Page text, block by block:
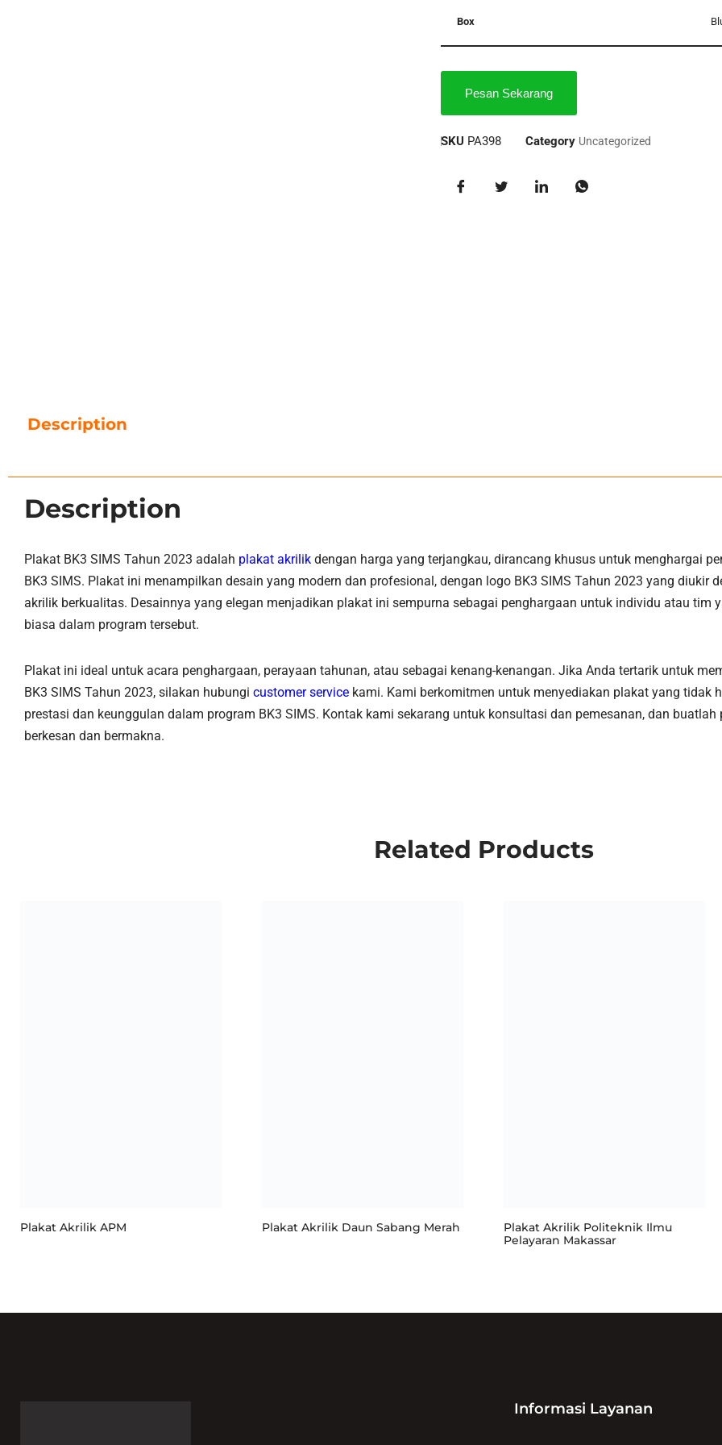
Box
Pesan Sekarang
SKU PA398 Category Uncategorized
Description
Description
Plakat BK3 SIMS Tahun 2023 adalah plakat akrilik dengan harga yang terjangkau, dirancang khusus untuk menghargai
BK3 SIMS. Plakat ini menampilkan desain yang modern dan profesional, dengan logo BK3 SIMS Tahun 2023 yang diukir
akrilik berkualitas. Desainnya yang elegan menjadikan plakat ini sempurna sebagai penghargaan untuk individu atau tim
biasa dalam program tersebut.
Plakat ini ideal untuk acara penghargaan, perayaan tahunan, atau sebagai kenang-kenangan. Jika Anda tertarik untuk
BK3 SIMS Tahun 2023, silakan hubungi customer service kami. Kami berkomitmen untuk menyediakan plakat yang tidak
prestasi dan keunggulan dalam program BK3 SIMS. Kontak kami sekarang untuk konsultasi dan pemesanan, dan
berkesan dan bermakna.
Related Products
Plakat Akrilik APM Plakat Akrilik Daun Sabang Merah
Plakat Akrilik Politeknik Ilmu
Pelayaran Makassar
Informasi Layanan